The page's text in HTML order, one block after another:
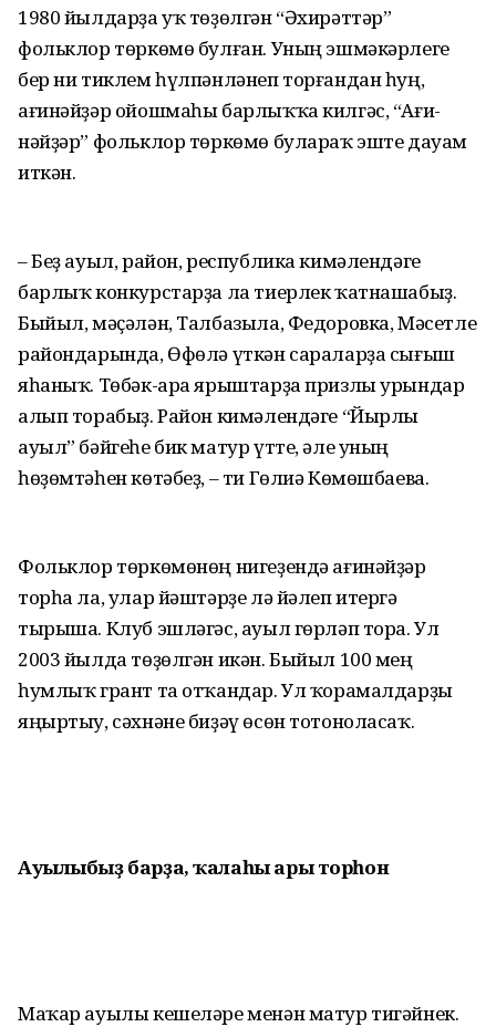
1980 йылдарҙа уҡ төҙөлгән “Әхирәттәр”
фольклор төркөмө булған. Уның эш­мәкәрлеге
бер ни тиклем һүлпән­лә­неп торғандан һуң,
ағинәйҙәр ойош­маһы барлыҡҡа килгәс, “Ағи­
нәйҙәр” фольклор төркөмө булараҡ эште дауам
иткән.
– Беҙ ауыл, район, республика кимәлендәге
барлыҡ конкурстарҙа ла тиерлек ҡатнашабыҙ.
Быйыл, мәҫәлән, Талбазыла, Федоровка, Мәсетле
райондарында, Өфөлә үткән сараларҙа сығыш
яһаныҡ. Төбәк-ара ярыштарҙа призлы урындар
алып торабыҙ. Район кимәлендәге “Йырлы
ауыл” бәйгеһе бик матур үтте, әле уның
һөҙөмтәһен көтәбеҙ, – ти Гөлиә Көмөшбаева.
Фольклор төркөмөнөң нигеҙендә ағинәйҙәр
торһа ла, улар йәштәрҙе лә йәлеп итергә
тырыша. Клуб эшләгәс, ауыл гөрләп тора. Ул
2003 йылда төҙөлгән икән. Быйыл 100 мең
һумлыҡ грант та отҡандар. Ул ҡорамалдарҙы
яңыртыу, сәхнәне биҙәү өсөн тотоноласаҡ.
Ауылыбыҙ барҙа, ҡалаһы ары торһон
Маҡар ауылы кешеләре менән матур тигәйнек.